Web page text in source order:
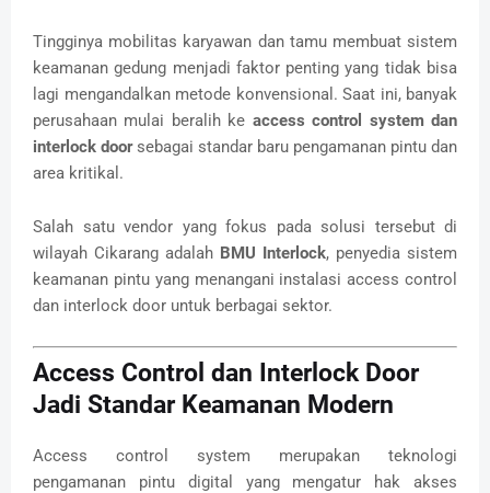
Tingginya mobilitas karyawan dan tamu membuat sistem
keamanan gedung menjadi faktor penting yang tidak bisa
lagi mengandalkan metode konvensional. Saat ini, banyak
perusahaan mulai beralih ke access control system dan
interlock doorsebagai standar baru pengamanan pintu dan
area kritikal.
Salah satu vendor yang fokus pada solusi tersebut di
wilayah Cikarang adalah BMU Interlock, penyedia sistem
keamanan pintu yang menangani instalasi access control
dan interlock door untuk berbagai sektor.
Access Control dan Interlock Door
Jadi Standar Keamanan Modern
Access control system merupakan teknologi
pengamanan pintu digital yang mengatur hak akses